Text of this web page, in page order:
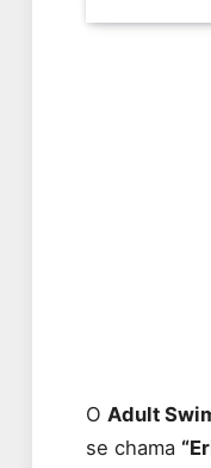
O Adult
se chama